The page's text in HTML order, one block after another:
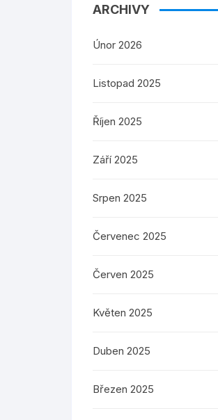
ARCHIVY
Únor 2026
Listopad 2025
Říjen 2025
Září 2025
Srpen 2025
Červenec 2025
Červen 2025
Květen 2025
Duben 2025
Březen 2025